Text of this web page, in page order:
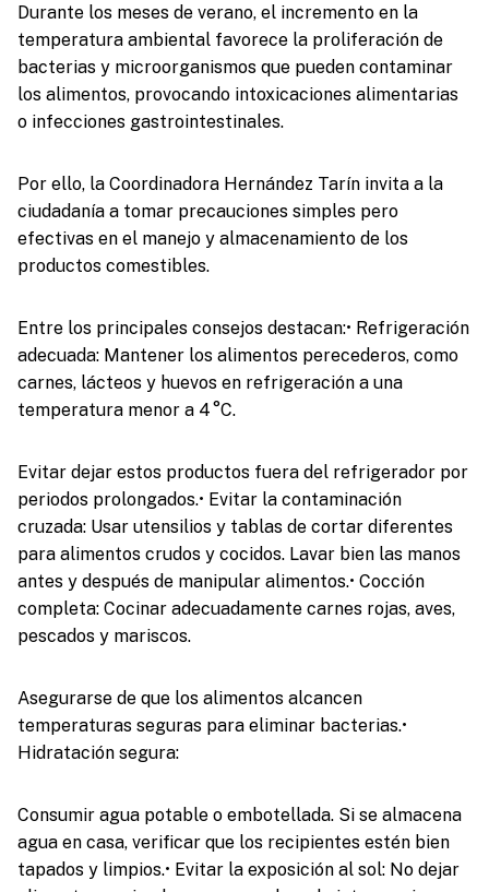
Durante los meses de verano, el incremento en la
temperatura ambiental favorece la proliferación de
bacterias y microorganismos que pueden contaminar
los alimentos, provocando intoxicaciones alimentarias
o infecciones gastrointestinales.
Por ello, la Coordinadora Hernández Tarín invita a la
ciudadanía a tomar precauciones simples pero
efectivas en el manejo y almacenamiento de los
productos comestibles.
Entre los principales consejos destacan:• Refrigeración
adecuada: Mantener los alimentos perecederos, como
carnes, lácteos y huevos en refrigeración a una
temperatura menor a 4 °C.
Evitar dejar estos productos fuera del refrigerador por
periodos prolongados.• Evitar la contaminación
cruzada: Usar utensilios y tablas de cortar diferentes
para alimentos crudos y cocidos. Lavar bien las manos
antes y después de manipular alimentos.• Cocción
completa: Cocinar adecuadamente carnes rojas, aves,
pescados y mariscos.
Asegurarse de que los alimentos alcancen
temperaturas seguras para eliminar bacterias.•
Hidratación segura:
Consumir agua potable o embotellada. Si se almacena
agua en casa, verificar que los recipientes estén bien
tapados y limpios.• Evitar la exposición al sol: No dejar